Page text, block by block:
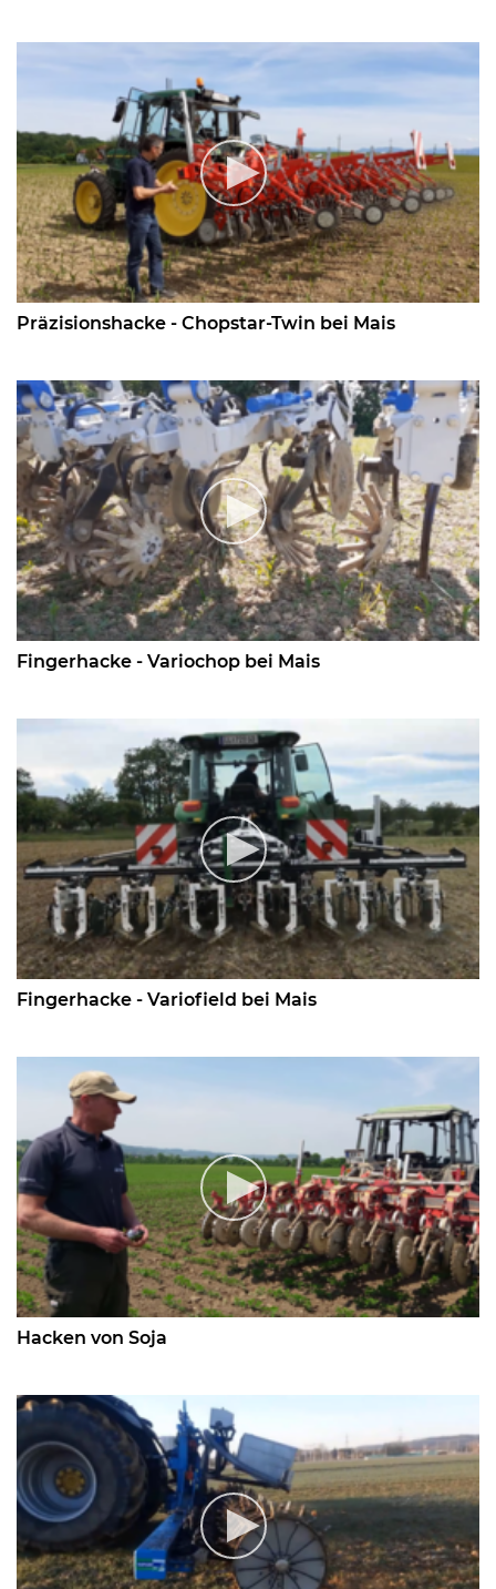
Präzisionshacke - Chopstar-Twin bei Mais
Fingerhacke - Variochop bei Mais
Fingerhacke - Variofield bei Mais
Hacken von Soja